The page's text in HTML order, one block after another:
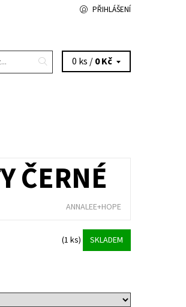
PŘIHLÁŠENÍ
0 ks /0 Kč
ČERNÉ
ANNALEE+HOPE
(1 ks) SKLADEM